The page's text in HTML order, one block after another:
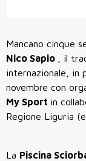
Mancano cinque
Nico Sapio
, il
internazionale, in
novembre con
My Sport in
Regione Liguria
La Piscina